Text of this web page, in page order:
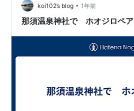
建てられている建物は昭和16年…
koi102’s blog • 1年前
那須温泉神社で ホオジロペア